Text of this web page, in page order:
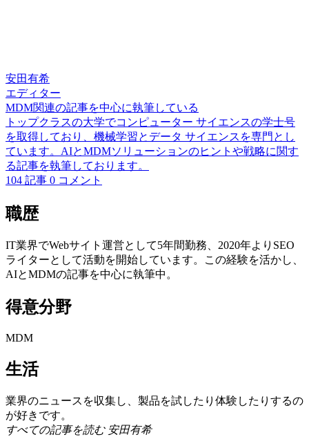
安田有希
エディター
MDM関連の記事を中心に執筆している
トップクラスの大学でコンピューター サイエンスの学士号
を取得しており、機械学習とデータ サイエンスを専門とし
ています。AIとMDMソリューションのヒントや戦略に関す
る記事を執筆しております。
104 記事 0 コメント
職歴
IT業界でWebサイト運営として5年間勤務、2020年よりSEO
ライターとして活動を開始しています。この経験を活かし、
AIとMDMの記事を中心に執筆中。
得意分野
MDM
生活
業界のニュースを収集し、製品を試したり体験したりするの
が好きです。
すべての記事を読む 安田有希